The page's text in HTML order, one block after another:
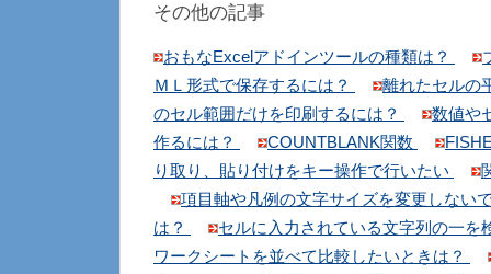
その他の記事
おもなExcelアドインツールの種類は？
ＭＬ形式で保存するには？
離れたセルの
のセル範囲だけを印刷するには？
数値や
作るには？
COUNTBLANK関数
り取り、貼り付けをキー操作で行いたい
項目軸や凡例の文字サイズを変更しない
は？
セルに入力されている文字列の一を
ワークシートを並べて比較したいときは？